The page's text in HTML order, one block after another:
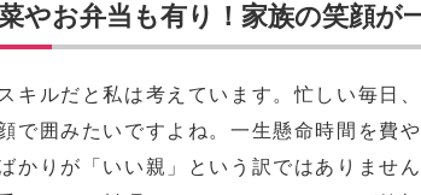
やお弁当も有り！家族の笑顔が
キルだと私は考えています。忙しい毎日
で囲みたいですよね。一生懸命時間を費
かりが「いい親」という訳ではありません